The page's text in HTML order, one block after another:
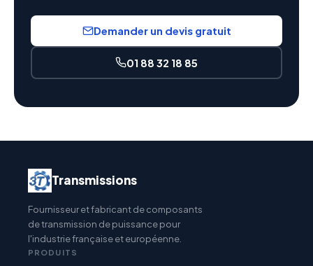
Demander un devis gratuit
01 88 32 18 85
Transmissions
Fournisseur et fabricant de composants
de transmission de puissance pour
l'industrie française et européenne.
PRODUITS